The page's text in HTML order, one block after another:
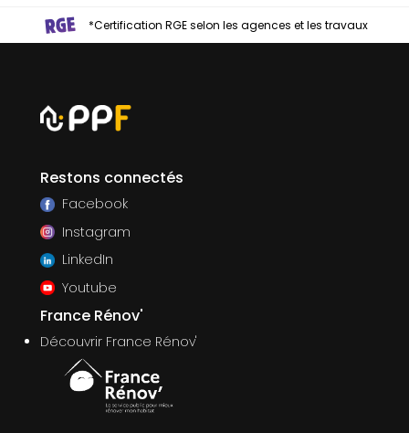
*Certification RGE selon les agences et les travaux
Restons connectés
Facebook
Instagram
LinkedIn
Youtube
France Rénov'
Découvrir France Rénov'